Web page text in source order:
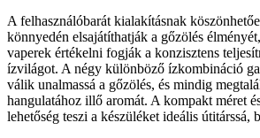
A felhasználóbarát kialakításnak
könnyedén elsajátíthatják a gőzölés
vaperek értékelni fogják a konzisztens
ízvilágot. A négy különböző ízkombináció
válik unalmassá a gőzölés, és mindig
hangulatához illő aromát. A kompakt méret
lehetőség teszi a készüléket ideális útitárssá,